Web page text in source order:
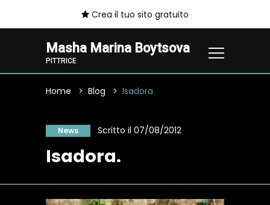
Crea il tuo sito gratuito
Masha Marina Boytsova
PITTRICE
Home Blog Isadora.
News Scritto il 07/08/2012
Isadora.